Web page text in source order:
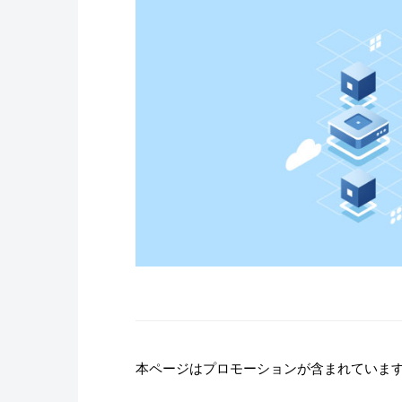
本ページはプロモーションが含まれていま